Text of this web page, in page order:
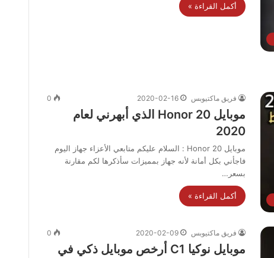
أكمل القراءة »
فريق ماكتيوبس 2020-02-16
0
موبايل Honor 20 الذي أبهرني لعام
2020
موبايل Honor 20 : السلام عليكم متابعي الأعزاء جهاز اليوم
فاجأني بكل أمانة لأنه جهاز بمميزات سأذكرها لكم مقارنة
بسعر…
أكمل القراءة »
فريق ماكتيوبس 2020-02-09
0
موبايل نوكيا C1 أرخص موبايل ذكي في